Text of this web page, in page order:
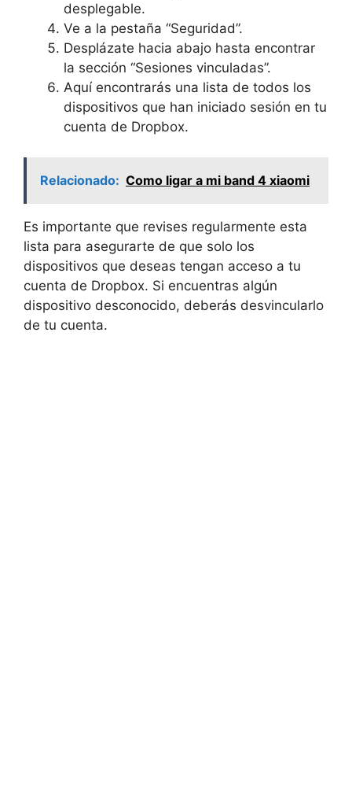
desplegable.
Ve a la pestaña “Seguridad”.
Desplázate hacia abajo hasta encontrar
la sección “Sesiones vinculadas”.
Aquí encontrarás una lista de todos los
dispositivos que han iniciado sesión en tu
cuenta de Dropbox.
Relacionado: Como ligar a mi band 4 xiaomi
Es importante que revises regularmente esta
lista para asegurarte de que solo los
dispositivos que deseas tengan acceso a tu
cuenta de Dropbox. Si encuentras algún
dispositivo desconocido, deberás desvincularlo
de tu cuenta.